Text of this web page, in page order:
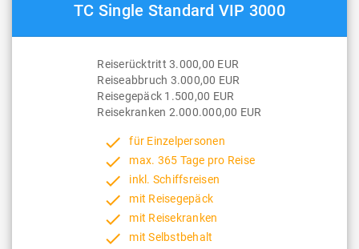
TC Single Standard VIP 3000
Reiserücktritt 3.000,00 EUR
Reiseabbruch 3.000,00 EUR
Reisegepäck 1.500,00 EUR
Reisekranken 2.000.000,00 EUR
done für Einzelpersonen
done max. 365 Tage pro Reise
done inkl. Schiffsreisen
done mit Reisegepäck
done mit Reisekranken
done mit Selbstbehalt